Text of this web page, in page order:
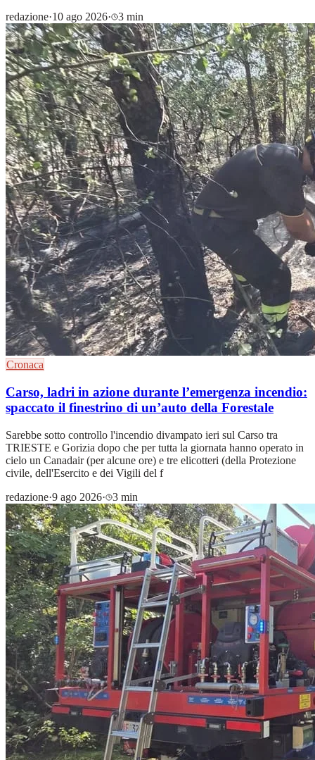
redazione·10 ago 2026· 3 min
Cronaca
Carso, ladri in azione durante l’emergenza incendio:
spaccato il finestrino di un’auto della Forestale
Sarebbe sotto controllo l'incendio divampato ieri sul Carso tra
TRIESTE e Gorizia dopo che per tutta la giornata hanno operato in
cielo un Canadair (per alcune ore) e tre elicotteri (della Protezione
civile, dell'Esercito e dei Vigili del f
redazione·9 ago 2026· 3 min